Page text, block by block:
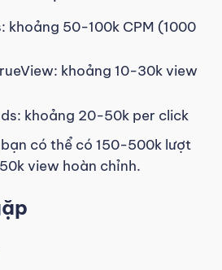
khoảng 50-100k CPM (1000
khoảng 10-30k view
khoảng 20-50k per click
có thể có 150-500k lượt
view hoàn chỉnh.